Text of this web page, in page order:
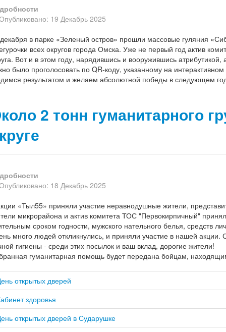
19 Декабрь 2025
в парке «Зеленый остров» прошли массовые гуляния
всех округов города Омска. Уже не первый год актив
Вот и в этом году, нарядившись и вооружившись
было проголосовать по QR-коду, указанному на
результатом и желаем абсолютной победы в следующем
2 тонн гуманитарного
18 Декабрь 2025
«Тыл55» приняли участие неравнодушные жители,
микрорайона и актив комитета ТОС "Первокирпичный"
сроком годности, мужского нательного белья, средств
много людей откликнулись, и приняли участие в нашей
гигиены - среди этих посылок и ваш вклад, дорогие жители!
гуманитарная помощь будет передана бойцам,
открытых дверей
здоровья
открытых дверей в Сударушке